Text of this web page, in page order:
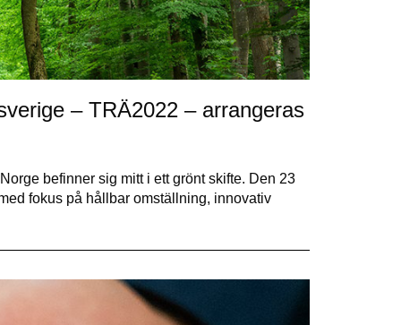
– TRÄ2022 – arrangeras
befinner sig mitt i ett grönt skifte. Den 23
fokus på hållbar omställning, innovativ